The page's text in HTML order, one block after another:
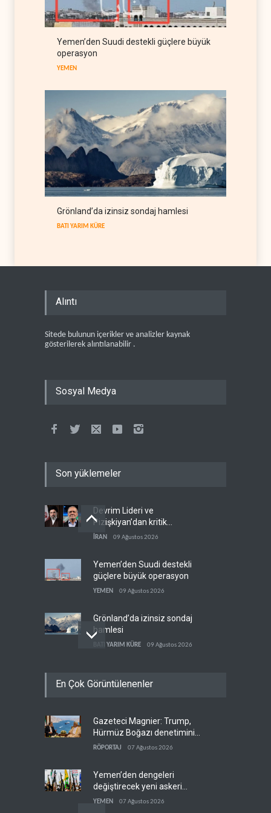
Pentagon silah şirketlerine
21 gün süre verdi
Yemen’den Suudi destekli güçlere büyük
operasyon
YEMEN
Grönland’da izinsiz sondaj hamlesi
BATI YARIM KÜRE
Alıntı
Sitede bulunun içerikler ve analizler kaynak
gösterilerek alıntılanabilir .
Sosyal Medya
Son yüklemeler
Devrim Lideri ve
Pizişkiyan’dan kritik
görüşme
İRAN 09 Ağustos 2026
Yemen’den Suudi destekli
güçlere büyük operasyon
YEMEN 09 Ağustos 2026
Grönland’da izinsiz sondaj
hamlesi
BATI YARIM KÜRE 09 Ağustos 2026
rağmen direnişini
Yemen, Aramco’yu vurdu
En Çok Görüntülenenler
Gazeteci Magnier: Trump,
Hürmüz Boğazı denetimini
doğrudan İran ve Umman'a
RÖPORTAJ 07 Ağustos 2026
Yemen’den dengeleri
değiştirecek yeni askeri
denklem
YEMEN 07 Ağustos 2026